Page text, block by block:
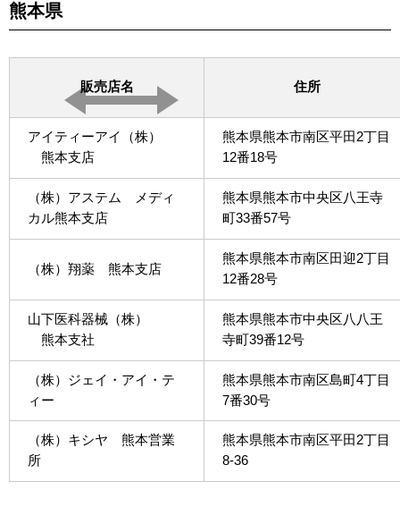
熊本県
販売店名 住所
アイティーアイ（株）
熊本支店
熊本県熊本市南区平田2丁目
12番18号
（株）アステム メディ
カル熊本支店
熊本県熊本市中央区八王寺
町33番57号
（株）翔薬 熊本支店
熊本県熊本市南区田迎2丁目
12番28号
山下医科器械（株）
熊本支社
熊本県熊本市中央区八八王
寺町39番12号
（株）ジェイ・アイ・テ
ィー
熊本県熊本市南区島町4丁目
7番30号
（株）キシヤ 熊本営業
所
熊本県熊本市南区平田2丁目
8-36